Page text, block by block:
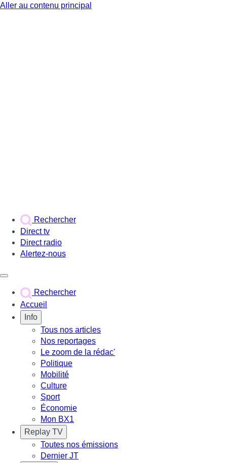
Aller au contenu principal
Rechercher
Direct tv
Direct radio
Alertez-nous
Rechercher
Accueil
Info
Tous nos articles
Nos reportages
Le zoom de la rédac'
Politique
Mobilité
Culture
Sport
Économie
Mon BX1
Replay TV
Toutes nos émissions
Dernier JT